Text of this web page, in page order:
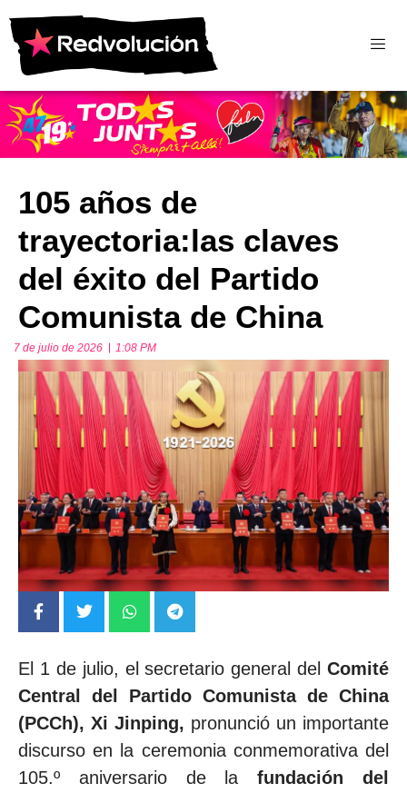
105 años de
trayectoria:las claves
del éxito del Partido
Comunista de China
7 de julio de 2026 1:08 PM
El 1 de julio, el secretario general del Comité
Central del Partido Comunista de China
(PCCh), Xi Jinping, pronunció un importante
discurso en la ceremonia conmemorativa del
105.º aniversario de lafundación del